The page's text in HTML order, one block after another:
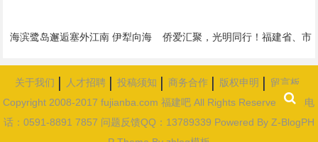
海滨鹭岛邂逅塞外江南 伊犁向海
侨爱汇聚，光明同行！福建省、市
动“侨爱心·眼健康行”公益活动！
关于我们
人才招聘 投稿须知 商务合作 版权申明
留言板
Copyright 2008-2017 fujianba.com 福建吧 All Rights Reserved 联系电
话：0591-8891 7857 问题反馈QQ：13789339 Powered By Z-BlogPH